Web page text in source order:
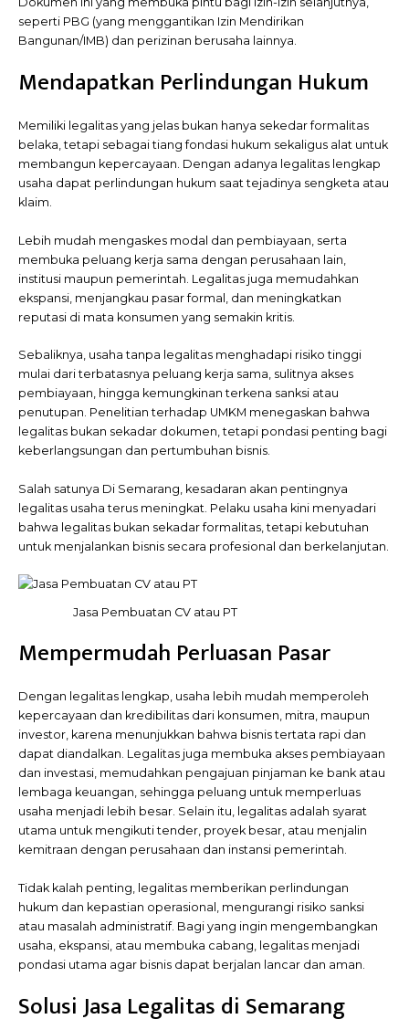
seperti PBG (yang menggantikan Izin Mendirikan
Bangunan/IMB) dan perizinan berusaha lainnya.
Mendapatkan Perlindungan Hukum
Memiliki legalitas yang jelas bukan hanya sekedar formalitas
belaka, tetapi sebagai tiang fondasi hukum sekaligus alat untuk
membangun kepercayaan. Dengan adanya legalitas lengkap
usaha dapat perlindungan hukum saat tejadinya sengketa atau
klaim.
Lebih mudah mengaskes modal dan pembiayaan, serta
membuka peluang kerja sama dengan perusahaan lain,
institusi maupun pemerintah. Legalitas juga memudahkan
ekspansi, menjangkau pasar formal, dan meningkatkan
reputasi di mata konsumen yang semakin kritis.
Sebaliknya, usaha tanpa legalitas menghadapi risiko tinggi
mulai dari terbatasnya peluang kerja sama, sulitnya akses
pembiayaan, hingga kemungkinan terkena sanksi atau
penutupan. Penelitian terhadap UMKM menegaskan bahwa
legalitas bukan sekadar dokumen, tetapi pondasi penting bagi
keberlangsungan dan pertumbuhan bisnis.
Salah satunya Di Semarang, kesadaran akan pentingnya
legalitas usaha terus meningkat. Pelaku usaha kini menyadari
bahwa legalitas bukan sekadar formalitas, tetapi kebutuhan
untuk menjalankan bisnis secara profesional dan berkelanjutan.
Jasa Pembuatan CV atau PT
Mempermudah Perluasan Pasar
Dengan legalitas lengkap, usaha lebih mudah memperoleh
kepercayaan dan kredibilitas dari konsumen, mitra, maupun
investor, karena menunjukkan bahwa bisnis tertata rapi dan
dapat diandalkan. Legalitas juga membuka akses pembiayaan
dan investasi, memudahkan pengajuan pinjaman ke bank atau
lembaga keuangan, sehingga peluang untuk memperluas
usaha menjadi lebih besar. Selain itu, legalitas adalah syarat
utama untuk mengikuti tender, proyek besar, atau menjalin
kemitraan dengan perusahaan dan instansi pemerintah.
Tidak kalah penting, legalitas memberikan perlindungan
hukum dan kepastian operasional, mengurangi risiko sanksi
atau masalah administratif. Bagi yang ingin mengembangkan
usaha, ekspansi, atau membuka cabang, legalitas menjadi
pondasi utama agar bisnis dapat berjalan lancar dan aman.
Solusi Jasa Legalitas di Semarang